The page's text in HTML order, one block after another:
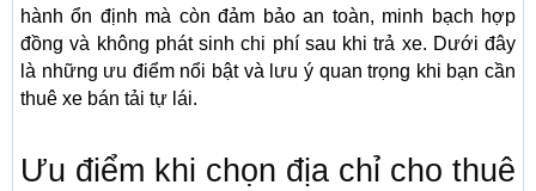
hành ổn định mà còn đảm bảo an toàn, minh bạch hợp
đồng và không phát sinh chi phí sau khi trả xe. Dưới đây
là những ưu điểm nổi bật và lưu ý quan trọng khi bạn cần
thuê xe bán tải tự lái.
Ưu điểm khi chọn địa chỉ cho thuê